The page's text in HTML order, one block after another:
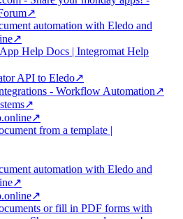
↗
automation with Eledo and
↗
Help Docs | Integromat Help
API to Eledo↗
- Workflow Automation↗
↗
↗
from a template |
automation with Eledo and
↗
↗
or fill in PDF forms with